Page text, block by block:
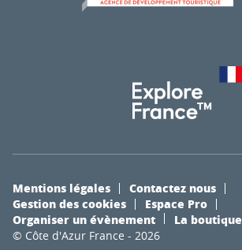
© Côte d'Azur France - 2026
Mentions légales
Contactez nous
Gestion des cookies
Espace Pro
Organiser un évènement
La boutique